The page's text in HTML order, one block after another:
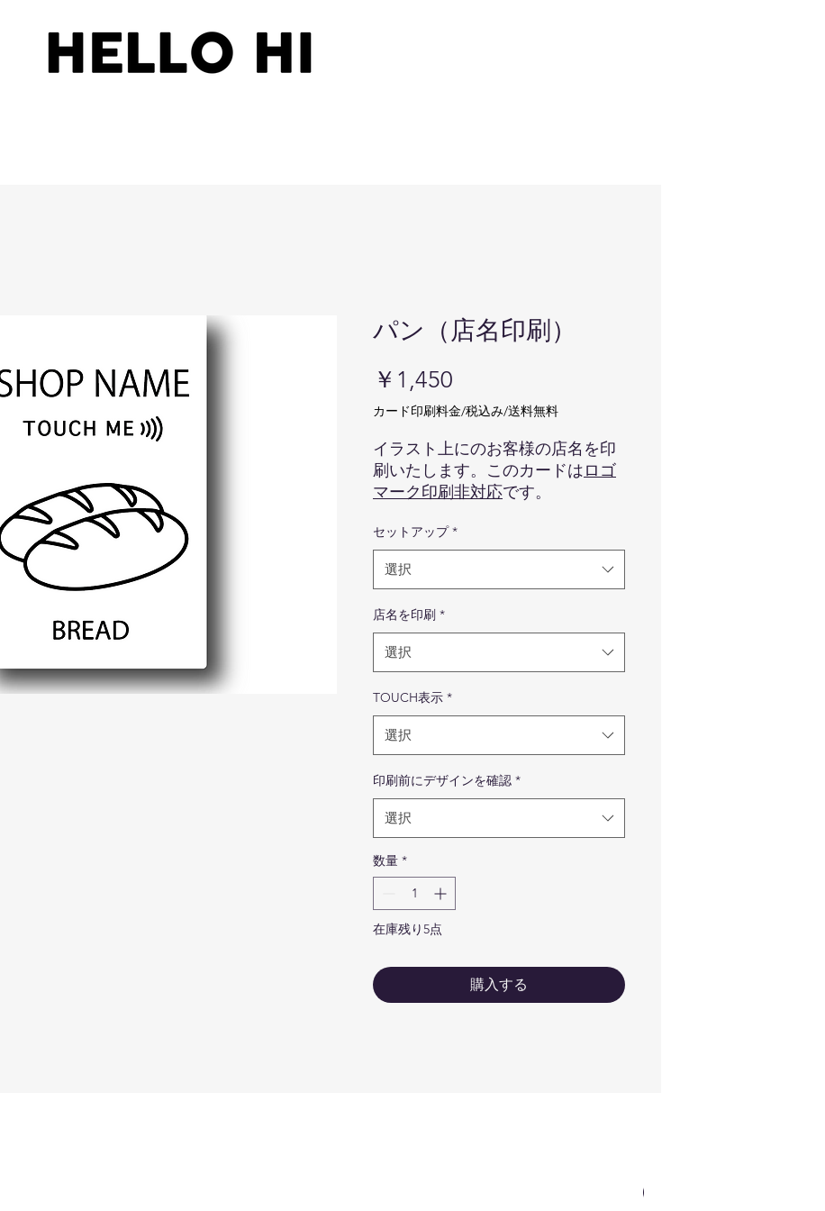
パン（店名印刷）
￥1,450
格
カード印刷料金/税込み/送料無料
イラスト上にのお客様の店名を印
刷いたします。このカードはロゴ
マーク印刷非対応です。
方で1番バランスの良い場所で印刷
させて頂きます。
画像はイメージです。カードの
際の商品と異なる場合が御座い
ますので予めご了承くださいま
せ。
商品はカードのみです。写真に
写っている備品などはついてき
ませんので予めご了承ください
ませ。
写真のフルカラーのレインボー
のマークはサンプルです。フル
カラーのお客様はご指定のロゴ
マークで作成いたしますのでご
安心くださいませ。
ロゴが細かい線や細いフォント
などに関しましては印刷前に確
認のメールが届きますので
メールを受け取れるように設定
していただけると幸いです。宜
セットアップ *
選択
店名を印刷 *
選択
TOUCH表示 *
選択
印刷前にデザインを確認 *
選択
数量 *
在庫残り5点
購入する